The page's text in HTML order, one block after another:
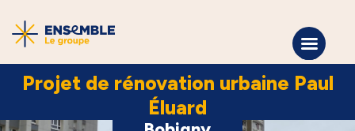
Projet de rénovation urbaine Paul
Éluard